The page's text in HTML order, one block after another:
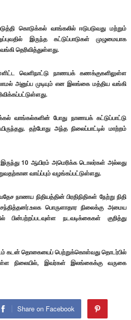
கொடுக்கல் வாங்கலில் ஈடுபடுவது மற்றும்
இருந்த கட்டுப்பாடுகள் முழுமையாக
தெரிவித்துள்ளது.
வெளிநாட்டு நாணயக் கணக்குகளிலுள்ள
அனுப்ப முடியும் என இலங்கை மத்திய வங்கி
வாங்கல்களின் போது நாணயக் கட்டுப்பாட்டு
தற்போது அந்த நிலைப்பாட்டில் மாற்றம்
10 ஆயிரம் அமெரிக்க டொலர்கள் அல்லது
வாய்ப்பும் வழங்கப்பட்டுள்ளது.
நிதியத்தின் பிரதிநிதிகள் நேற்று நிதி
பொருளாதார நிலைக்கு அமைய
பின்பற்றப்படவுள்ள நடவடிக்கைகள் குறித்து
கடன் தொகையைப் பெற்றுக்கொள்வது தொடர்பில்
நிலையில், இவர்கள் இலங்கைக்கு வருகை
Share on Facebook